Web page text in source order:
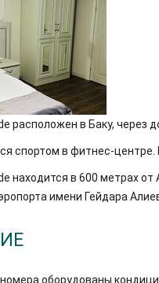
расположен в Баку, через
спортом в фитнес-
находится в 600 метрах
имени Гейдара
оборудованы